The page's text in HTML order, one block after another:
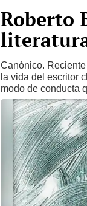
Roberto
Canónico.
la vida del escritor
modo de conducta